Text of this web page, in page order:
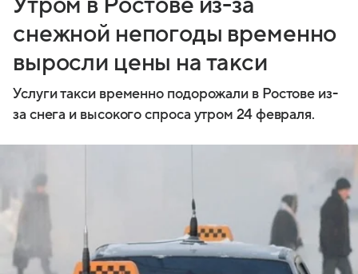
снежной непогоды временно
выросли цены на такси
Услуги такси временно подорожали в Ростове из-
за снега и высокого спроса утром 24 февраля.